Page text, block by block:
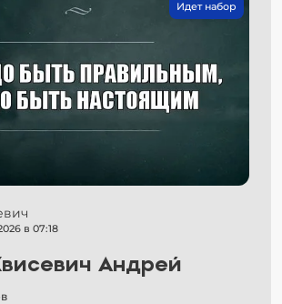
Идет набор
в 07:18
Андрей